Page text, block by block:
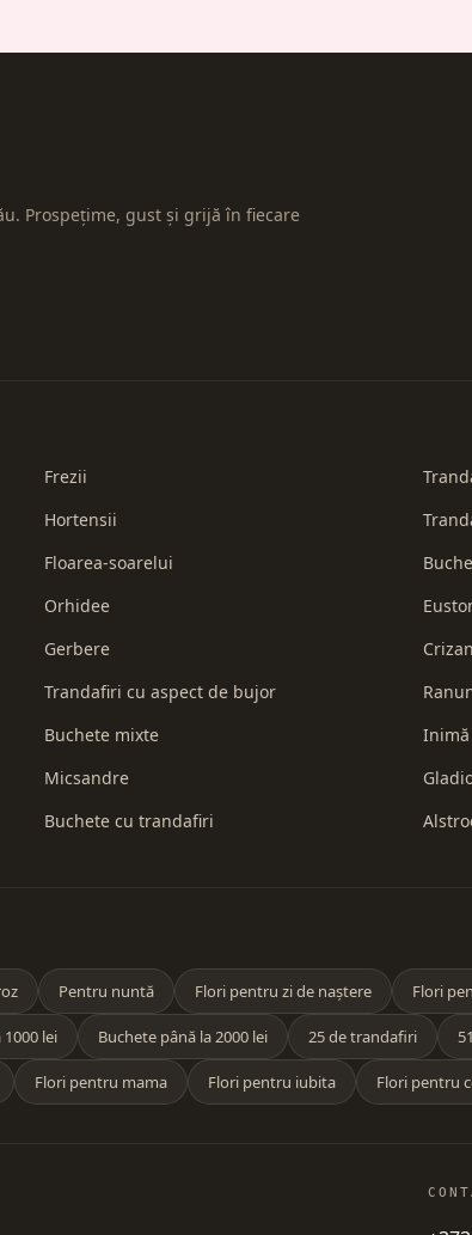
Prospețime, gust și grijă în fiecare
Frezii
Hortensii
Floarea-soarelui
Orhidee
Gerbere
Trandafiri cu aspect de bujor
Buchete mixte
Micsandre
Buchete cu trandafiri
Pentru nuntă Flori pentru zi de naștere Flori
lei Buchete până la 2000 lei 25 de trandafiri
Flori pentru mama Flori pentru iubita Flori pentru